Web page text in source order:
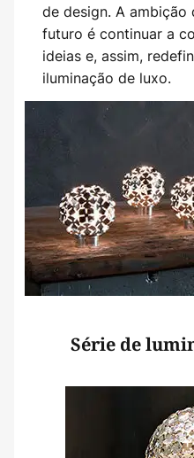
de design. A ambição
futuro é continuar a
ideias e, assim,
iluminação de luxo.
Série de